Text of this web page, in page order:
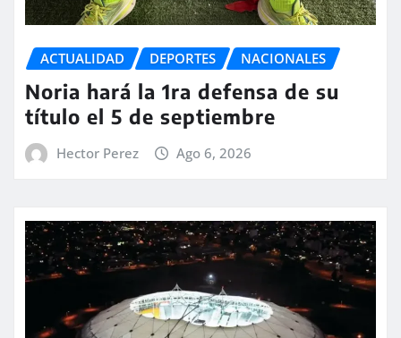
ACTUALIDAD DEPORTES NACIONALES
Noria hará la 1ra defensa de su
título el 5 de septiembre
Hector Perez Ago 6, 2026